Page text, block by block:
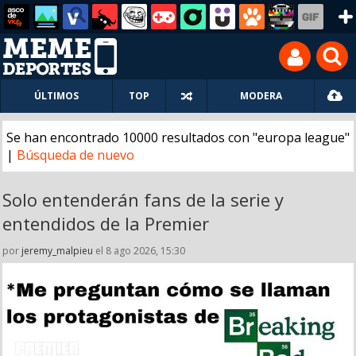
ÚLTIMOS TOP MODERA
Se han encontrado 10000 resultados con "europa league"
| Búsqueda de nuevo
Solo entenderán fans de la serie y
entendidos de la Premier
por jeremy_malpieu el 8 ago 2026, 15:30